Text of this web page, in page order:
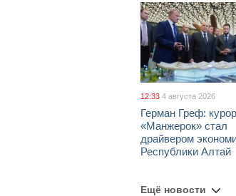
12:33 4 августа 2026
Герман Греф:
«Манжерок» стал
драйвером
Республики Алтай
Ещё новости